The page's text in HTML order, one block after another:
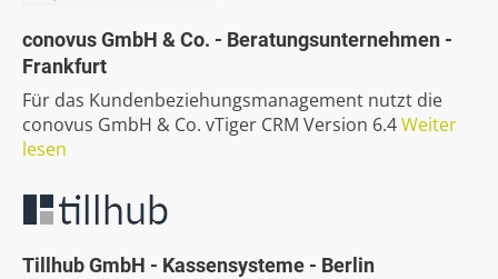
conovusGmbH &Co. - Beratungsunternehmen -
Frankfurt
Für das Kundenbeziehungsmanagement nutzt die
conovus GmbH & Co. vTiger CRM Version 6.4Weiter
lesen
TillhubGmbH - Kassensysteme - Berlin